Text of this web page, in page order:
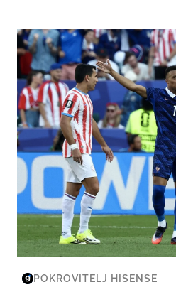
SVJETSKO PRVENSTVO 2026
POKROVITELJ HISENSE